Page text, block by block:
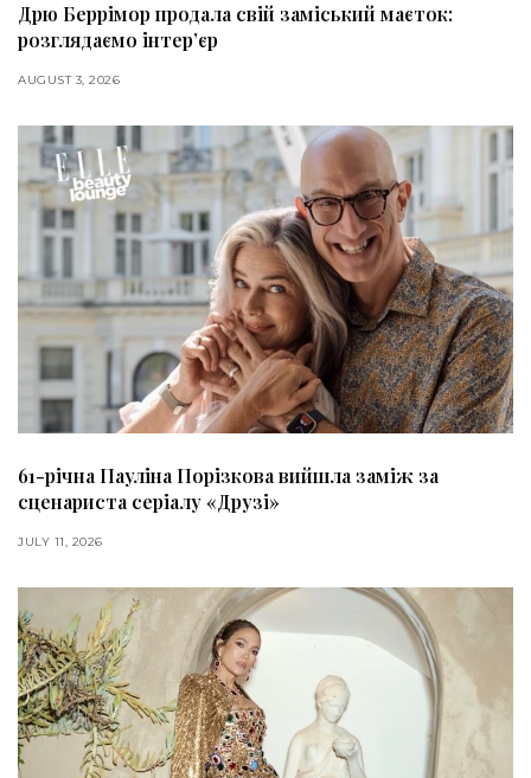
Дрю Беррімор продала свій заміський маєток:
розглядаємо інтер’єр
AUGUST 3, 2026
61-річна Пауліна Порізкова вийшла заміж за
сценариста серіалу «Друзі»
JULY 11, 2026